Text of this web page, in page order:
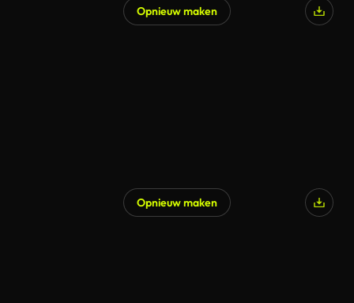
Opnieuw maken
Opnieuw maken